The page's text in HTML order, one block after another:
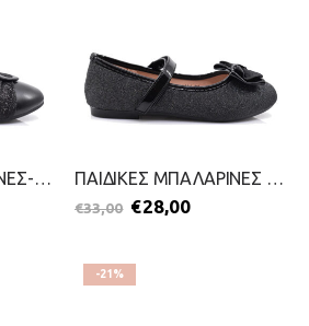
ΠΑΙΔΙΚΕΣ ΜΠΑΛΑΡΙΝΕΣ-SMART KIDS-2511-0285-ΜΑΥΡΟ ΠΑΙΔΙΚΕΣ ΜΠΑΛΑΡΙΝΕΣ ΓΙΑ ΚΟΡΙΤΣΙΑ-SMART KIDS-2511-0283-ΜΑΥΡΟ
€33,00 €28,00
-21%